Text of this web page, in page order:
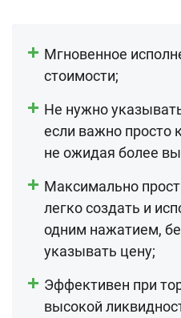
Мгновенное
стоимости;
Не нужно
если важно просто
не ожидая более
Максимально
легко создать и
одним нажатием,
указывать цену;
Эффективен при
высокой